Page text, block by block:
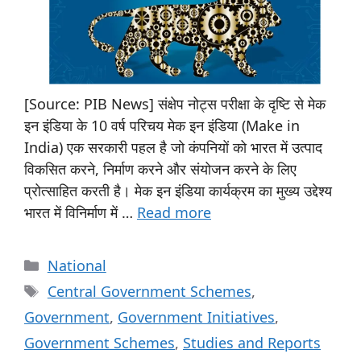
[Source: PIB News] संक्षेप नोट्स परीक्षा के दृष्टि से मेक
इन इंडिया के 10 वर्ष परिचय मेक इन इंडिया (Make in
India) एक सरकारी पहल है जो कंपनियों को भारत में उत्पाद
विकसित करने, निर्माण करने और संयोजन करने के लिए
प्रोत्साहित करती है। मेक इन इंडिया कार्यक्रम का मुख्य उद्देश्य
भारत में विनिर्माण में … Read more
National
Central Government Schemes,
Government, Government Initiatives,
Government Schemes, Studies and Reports